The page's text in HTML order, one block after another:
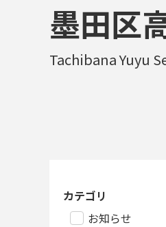
墨田区
Tachibana Yuyu
カテゴリ
お知らせ